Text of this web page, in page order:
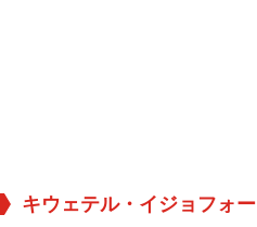
キウェテル・イジョフォー